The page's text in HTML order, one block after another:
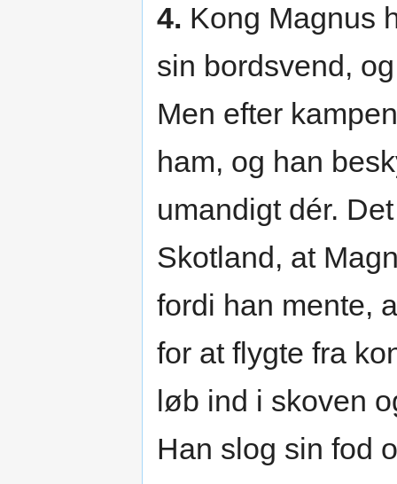
4. Kong Magnus
sin bordsvend,
Men efter
ham, og han
umandigt dér.
Skotland, at
fordi han mente,
for at flygte fra
løb ind i skoven
Han slog sin fod